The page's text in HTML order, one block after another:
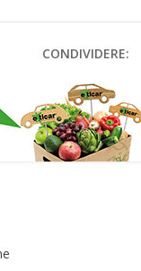
CONDIVIDERE: